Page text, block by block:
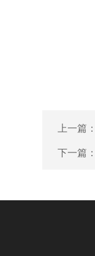
上一篇
下一篇